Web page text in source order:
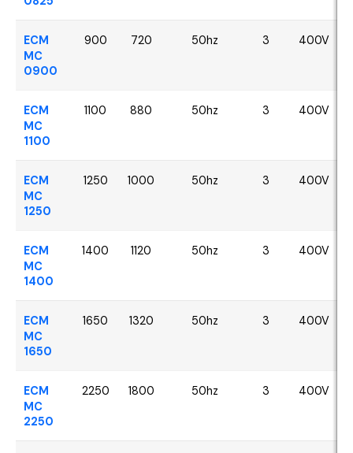
ECM
MC
0900
900 720 50hz 3 400V
ECM
MC
1100
1100 880 50hz 3 400V
ECM
MC
1250
1250 1000 50hz 3 400V
ECM
MC
1400
1400 1120 50hz 3 400V
ECM
MC
1650
1650 1320 50hz 3 400V
ECM
MC
2250
2250 1800 50hz 3 400V